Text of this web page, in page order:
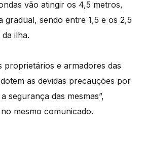
vão atingir os 4,5 metros,
gradual, sendo entre 1,5 e os 2,5
ilha.
proprietários e armadores das
as devidas precauções por
segurança das mesmas”,
mesmo comunicado.